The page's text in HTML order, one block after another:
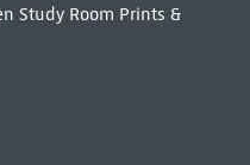
Study Room Prints &